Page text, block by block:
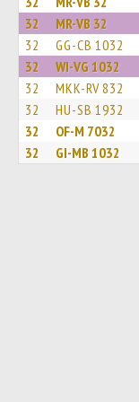
32 MR-VB 32
32 GG-CB 1032
32 WI-VG 1032
32 MKK-RV 832
32 HU-SB 1932
32 OF-M 7032
32 GI-MB 1032